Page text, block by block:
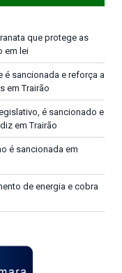
que protege as
em lei
é sancionada e reforça a
em Trairão
é sancionado e
em Trairão
é sancionada em
de energia e cobra